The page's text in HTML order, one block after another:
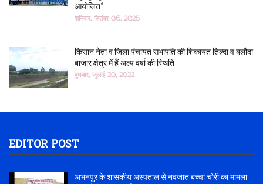
आयोजित*
शनिवार, सितंबर 06, 2025
किसान नेता व जिला पंचायत सभापति की शिकायत तिल्दा व बलौदा
बाज़ार क्षेत्र में हैं अल्प वर्षा की स्थिति
बुधवार, जुलाई 20, 2022
EDITOR POST
अभनपुर के शासकीय अस्पताल से नवजात बच्चा चोरी का मामला